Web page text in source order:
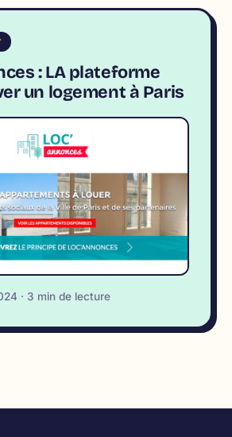
: LA plateforme
un logement à Paris
· 3 min de lecture